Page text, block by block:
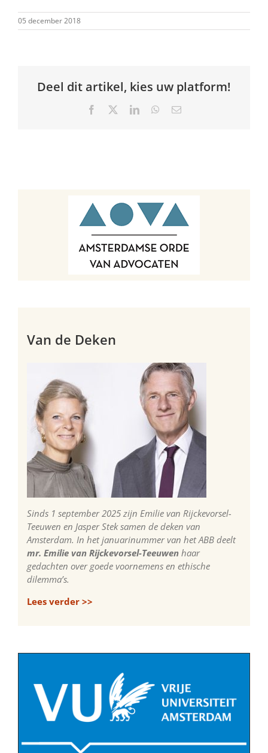
05 december 2018
Deel dit artikel, kies uw platform!
Facebook LinkedInWhatsApp
E-
Van de Deken
Sinds 1 september 2025 zijn Emilie van Rijckevorsel-
Teeuwen en Jasper Stek samen de deken van
Amsterdam. In het januarinummer van het ABB deelt
mr. Emilie van Rijckevorsel-Teeuwen haar
gedachten over goede voornemens en ethische
dilemma’s.
Lees verder >>